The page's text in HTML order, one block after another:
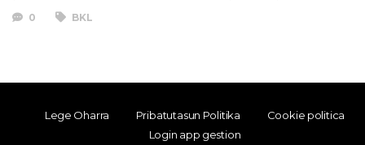
0 BKL
Lege Oharra Pribatutasun Politika
Cookie politica
Login app gestion